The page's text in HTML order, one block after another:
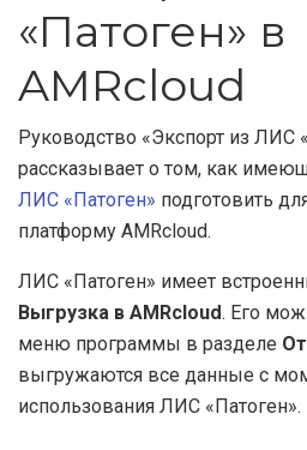
«Патоген» в
AMRcloud
Руководство «Экспорт из ЛИС
рассказывает о том, как
ЛИС «Патоген» подготовить
платформу AMRcloud.
ЛИС «Патоген» имеет
Выгрузка в AMRcloud. Его
меню программы в разделе
выгружаются все данные с
использования ЛИС «Патоген».